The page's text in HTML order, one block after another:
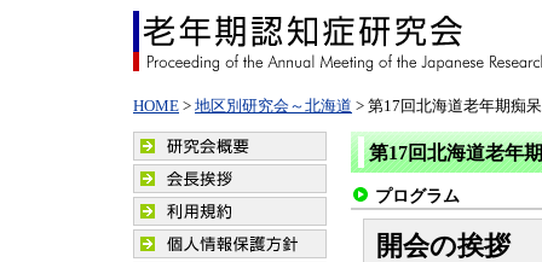
HOME > 地区別研究会～北海道 > 第17回北海道老年期痴
第17回北海道老年
プログラム
開会の挨拶